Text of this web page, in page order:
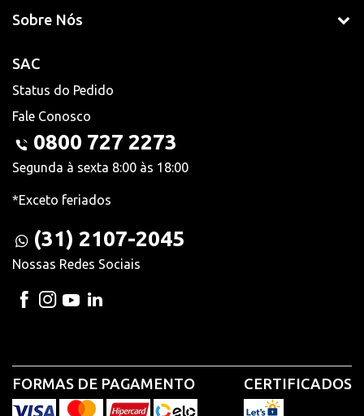
Sobre Nós
SAC
Status do Pedido
Fale Conosco
0800 727 2273
Segunda à sexta 8:00 às 18:00
*Exceto feriados
(31) 2107-2045
Nossas Redes Sociais
FORMAS DE PAGAMENTO CERTIFICADOS